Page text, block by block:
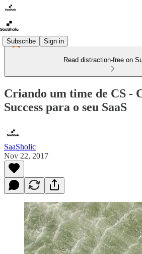
Subscribe Sign in
Read distraction-free on
Criando um time de CS -
Success para o seu SaaS
SaaSholic
Nov 22, 2017